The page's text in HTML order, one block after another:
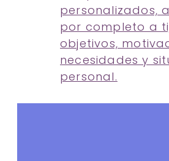
personalizados,
por completo a
objetivos,
necesidades y
personal.